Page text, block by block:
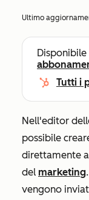
Ultimo
Disponibile
Tutti i
Nell'editor
possibile
direttamente
del marketing
vengono